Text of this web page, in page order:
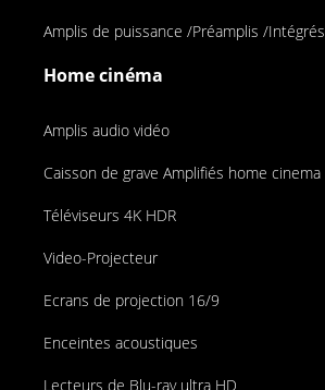
Amplis de puissance /Préamplis /Intégrés
Home cinéma
Amplis audio vidéo
Caisson de grave Amplifiés home cinema
Téléviseurs 4K HDR
Video-Projecteur
Ecrans de projection 16/9
Enceintes acoustiques
Lecteurs de Blu-ray ultra HD